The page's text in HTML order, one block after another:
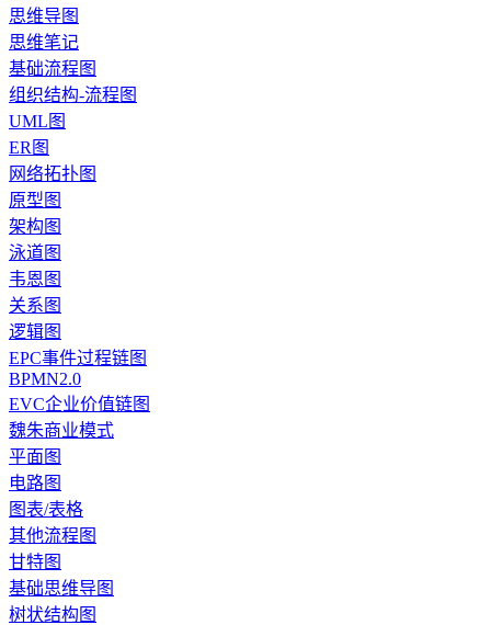
思维导图
思维笔记
基础流程图
组织结构-流程图
UML图
ER图
网络拓扑图
原型图
架构图
泳道图
韦恩图
关系图
逻辑图
EPC事件过程链图
BPMN2.0
EVC企业价值链图
魏朱商业模式
平面图
电路图
图表/表格
其他流程图
甘特图
基础思维导图
树状结构图